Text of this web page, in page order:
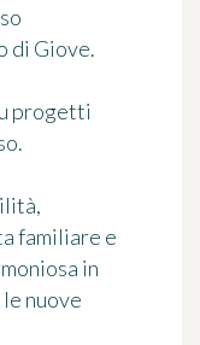
di Giove.
progetti
familiare e
in
nuove